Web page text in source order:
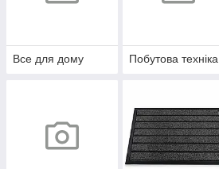
Все для дому Побутова техніка